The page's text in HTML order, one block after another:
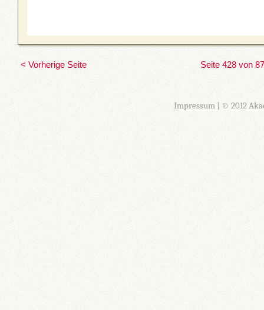
< Vorherige Seite Seite 428 von
Impressum| © 2012